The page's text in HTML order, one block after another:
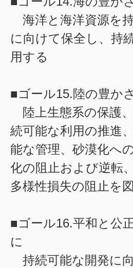
海洋と海洋資源を
に向けて保全し、持
用する
■ゴール15.陸の豊か
陸上生態系の保護
続可能な利用の推進
能な管理、砂漠化へ
化の阻止および逆転
多様性損失の阻止を
■ゴール16.平和と公
に
持続可能な開発に